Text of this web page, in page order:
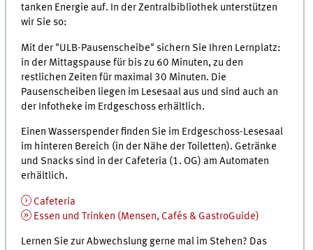
tanken Energie auf. In der Zentralbibliothek unterstützen
wir Sie so:
Mit der "ULB-Pausenscheibe" sichern Sie Ihren Lernplatz:
in der Mittagspause für bis zu 60 Minuten, zu den
restlichen Zeiten für maximal 30 Minuten. Die
Pausenscheiben liegen im Lesesaal aus und sind auch an
der Infotheke im Erdgeschoss erhältlich.
Einen Wasserspender finden Sie im Erdgeschoss-Lesesaal
im hinteren Bereich (in der Nähe der Toiletten). Getränke
und Snacks sind in der Cafeteria (1. OG) am Automaten
erhältlich.
Cafeteria
Essen und Trinken (Mensen, Cafés & GastroGuide)
Lernen Sie zur Abwechslung gerne mal im Stehen? Das